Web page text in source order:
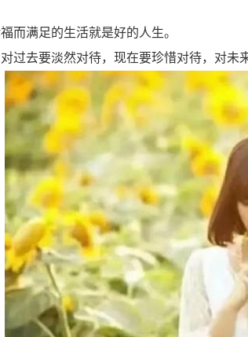
而满足的生活就是好的人生。
过去要淡然对待，现在要珍惜对待，对未